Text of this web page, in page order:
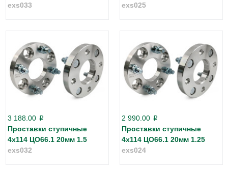
exs033
exs025
3 188.00 p
Проставки ступичные
4х114 ЦО66.1 20мм 1.5
exs032
2 990.00 p
Проставки ступичные
4х114 ЦО66.1 20мм 1.25
exs024